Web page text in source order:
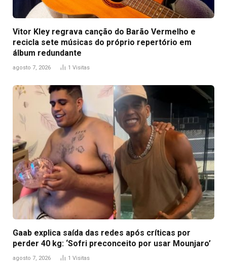
Vitor Kley regrava canção do Barão Vermelho e
recicla sete músicas do próprio repertório em
álbum redundante
agosto 7, 2026 1 Visitas
Gaab explica saída das redes após críticas por
perder 40 kg: ‘Sofri preconceito por usar Mounjaro’
agosto 7, 2026 1 Visitas